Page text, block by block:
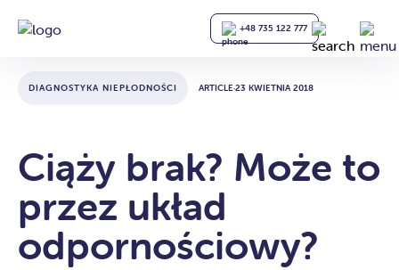
+48 735 122 777
DIAGNOSTYKA NIEPŁODNOŚCI ARTICLE·23 KWIETNIA 2018
Ciąży brak? Może to
przez układ
odpornościowy?